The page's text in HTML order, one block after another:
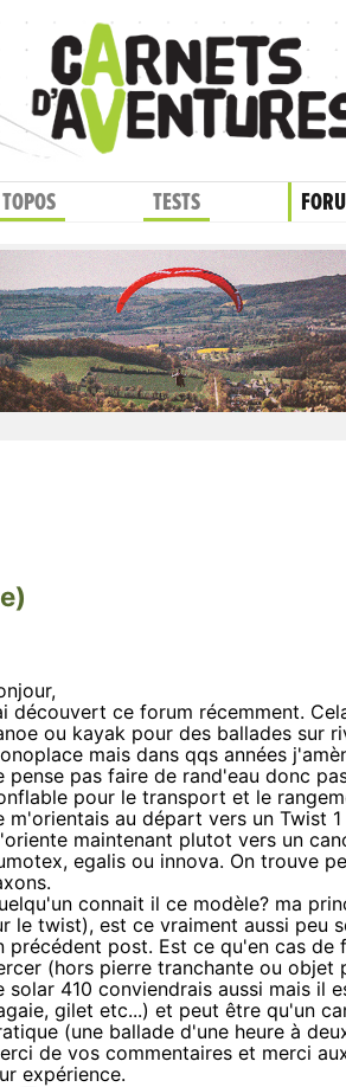
TOPOS TESTS
découvert ce forum récemment.
ou kayak pour des ballades sur
mais dans qqs années
pense pas faire de rand'eau donc
pour le transport et le
m'orientais au départ vers un Twist
maintenant plutot vers un
egalis ou innova. On trouve
connait il ce modèle? ma
le twist), est ce vraiment aussi peu
précédent post. Est ce qu'en cas
(hors pierre tranchante ou objet
solar 410 conviendrais aussi mais il
gilet etc...) et peut être qu'un
(une ballade d'une heure à
de vos commentaires et merci
expérience.